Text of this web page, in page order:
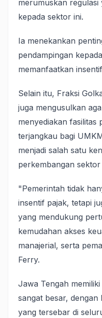
merumuskan
kepada sektor ini.
Ia menekankan
pendampingan
memanfaatkan
Selain itu, Fraksi
juga mengusulkan
menyediakan fasilitas
terjangkau bagi
menjadi salah satu
perkembangan sektor
"Pemerintah tidak
insentif pajak, tetapi
yang mendukung
kemudahan akses
manajerial, serta
Ferry.
Jawa Tengah
sangat besar, dengan
yang tersebar di